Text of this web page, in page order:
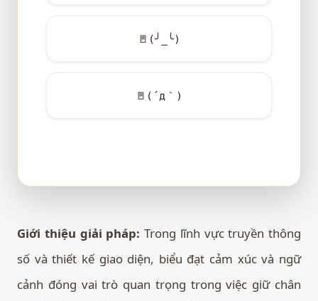
🚪 (╯_╰)
🚪 (´д｀)
Giới thiệu giải pháp: Trong lĩnh vực truyền thông
số và thiết kế giao diện, biểu đạt cảm xúc và ngữ
cảnh đóng vai trò quan trọng trong việc giữ chân